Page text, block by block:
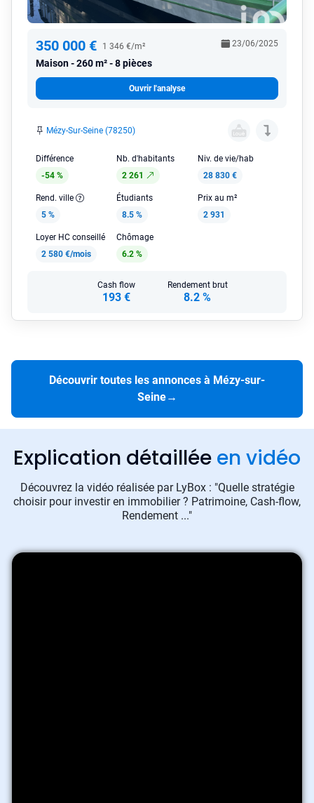
350 000 € 1 346 €/m²
Maison 260 m² - 8 pièces
23/06/2025
Ouvrir l'analyse
Mézy-Sur-Seine (78250)
Différence
-54 %
Nb. d'habitants
2 261
Niv. de vie/hab
28 830 €
Rend. ville
5 %
Étudiants
8.5 %
Prix au m²
2 931
Loyer HC conseillé
2 580 €/mois
Chômage
6.2 %
Cash flow
193 €
Rendement brut
8.2 %
Découvrir toutes les annonces à Mézy-sur-
Seine→
Explication détaillée en vidéo
Découvrez la vidéo réalisée par LyBox : "Quelle stratégie
choisir pour investir en immobilier ? Patrimoine, Cash-flow,
Rendement ..."